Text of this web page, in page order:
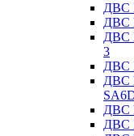
ДВС
ДВС
ДВС
3
ДВС
ДВС
ДВС
ДВС